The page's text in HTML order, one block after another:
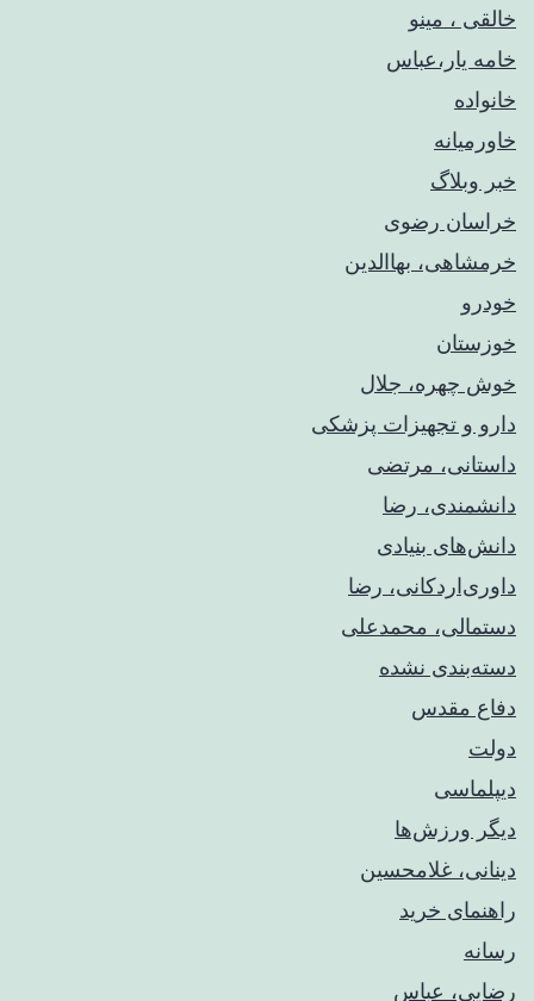
خالقی ، مینو
خامه یار،عباس
خانواده
خاورمیانه
خبر وبلاگ
خراسان رضوی
خرمشاهی، بهاالدین
خودرو
خوزستان
خوش چهره، جلال
دارو و تجهیزات پزشکی
داستانی، مرتضی
دانشمندی، رضا
دانش‌های بنیادی
داوری‌اردکانی، رضا
دستمالی، محمدعلی
دسته‌بندی نشده
دفاع مقدس
دولت
دیپلماسی
دیگر ورزش‌ها
دینانی، غلامحسین
راهنمای خريد
رسانه
رضایی، عباس